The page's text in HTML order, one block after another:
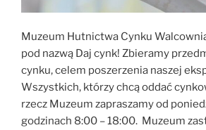
Muzeum Hutnictwa Cynku
pod nazwą Daj cynk! Zbieramy
cynku, celem poszerzenia naszej
Wszystkich, którzy chcą oddać
rzecz Muzeum zapraszamy od
godzinach 8:00 – 18:00. Muzeum